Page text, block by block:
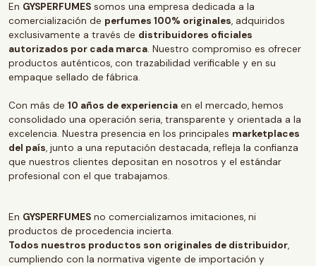
En GYSPERFUMES somos una empresa dedicada a la
comercialización de perfumes 100% originales, adquiridos
exclusivamente a través de distribuidores oficiales
autorizados por cada marca. Nuestro compromiso es ofrecer
productos auténticos, con trazabilidad verificable y en su
empaque sellado de fábrica.
Con más de 10 años de experiencia en el mercado, hemos
consolidado una operación seria, transparente y orientada a la
excelencia. Nuestra presencia en los principales marketplaces
del país, junto a una reputación destacada, refleja la confianza
que nuestros clientes depositan en nosotros y el estándar
profesional con el que trabajamos.
En GYSPERFUMES no comercializamos imitaciones, ni
productos de procedencia incierta.
Todos nuestros productos son originales de distribuidor,
cumpliendo con la normativa vigente de importación y